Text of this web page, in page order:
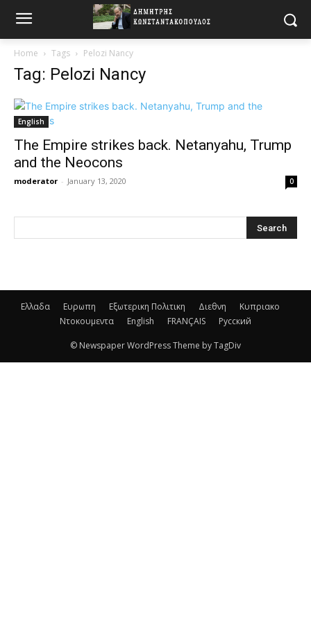
Home Tags Pelozi Nancy
Tag: Pelozi Nancy
English
The Empire strikes back. Netanyahu, Trump
and the Neocons
moderator - January 13, 2020 0
Ελλαδα Ευρωπη Εξωτερικη Πολιτικη Διεθνη
Κυπριακο
Ντοκουμεντα
English FRANÇAIS Русский
© Newspaper WordPress Theme by TagDiv